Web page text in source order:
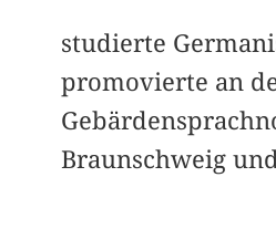
studierte
promovierte an
Braunschweig